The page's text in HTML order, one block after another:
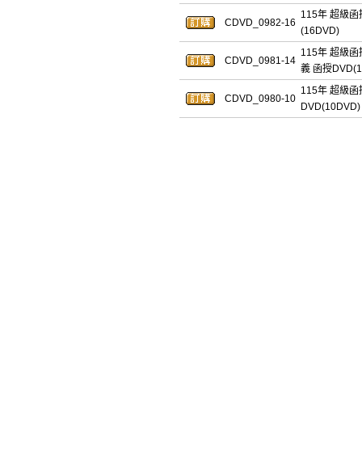
CDVD_0982-16
115年 超級函
(16DVD)
CDVD_0981-14
115年 超級函
義 函授
CDVD_0980-10
115年 超級函
DVD(10DVD)